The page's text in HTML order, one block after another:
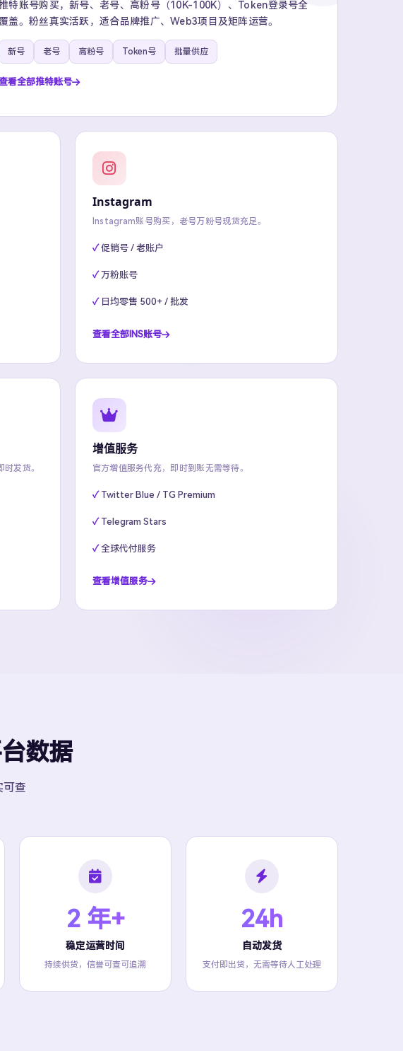
特账号购买，新号、老号、高粉号（10K-100K）、Token登录号全
盖。粉丝真实活跃，适合品牌推广、Web3项目及矩阵运营。
新号 老号 高粉号 Token号 批量供应
看全部推特账号
Instagram
Instagram账号购买，老号万粉号现货充足。
促销号 / 老账户
万粉账号
日均零售 500+ / 批发
查看全部INS账号
发货。
增值服务
官方增值服务代充，即时到账无需等待。
Twitter Blue / TG Premium
Telegram Stars
全球代付服务
查看增值服务
数据
查
2 年+
稳定运营时间
持续供货，信誉可查可追溯
24h
自动发货
支付即出货，无需等待人工处理